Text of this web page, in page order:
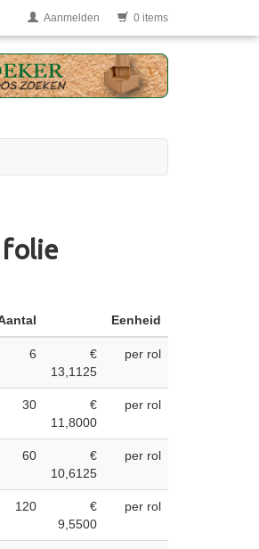
Aanmelden 0 items
folie
Eenheid
6
€
13,1125
per rol
30
€
11,8000
per rol
60
€
10,6125
per rol
120
€
9,5500
per rol